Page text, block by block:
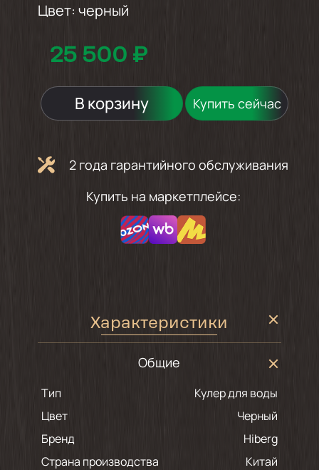
Цвет: черный
25 500 ₽
В корзину Купить сейчас
2 года гарантийного обслуживания
Купить на маркетплейсе:
Характеристики
Общие
Тип
Кулер для воды
Цвет
черный
Бренд
Hiberg
Страна производства
Китай